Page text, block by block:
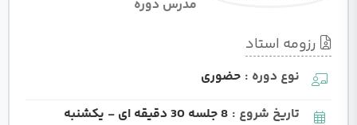
مدرس دوره
رزومه استاد
نوع دوره : حضوری
تاریخ شروع : 8 جلسه 30 دقیقه ای - یکشنبه